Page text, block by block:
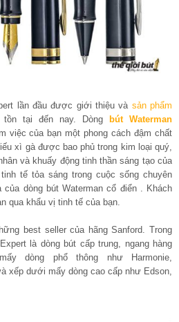
lần đầu được giới thiệu và sản phẩm
tại đến nay. Dòng
bút Waterman
việc của bạn một phong cách đậm chất
xì gà được bao phủ trong kim loại quý,
và khuấy động tinh thần sáng tạo của
tế tỏa sáng trong cuộc sống chuyên
dòng bút Waterman cổ điển . Khách
qua khẩu vị tinh tế của bạn.
best seller của hãng Sanford. Trong
là dòng bút cấp trung, ngang hàng
dòng phổ thông như Harmonie,
xếp dưới mấy dòng cao cấp như Edson,